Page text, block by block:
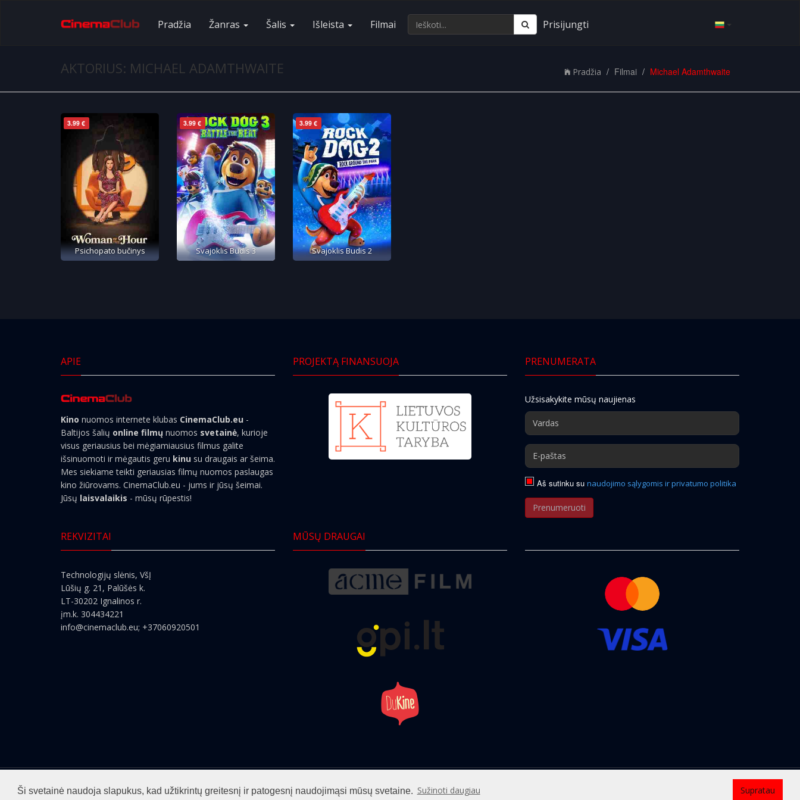
Ši svetainė naudoja slapukus, kad užtikrintų greitesnį ir patogesnį naudojimąsi mūsų svetaine. Sužinoti daugiau Supratau
Pradžia Žanras Šalis Išleista Filmai Prisijungti
AKTORIUS: MICHAEL ADAMTHWAITE Pradžia Filmai Michael Adamthwaite
3.99 €
Psichopato bučinys
3.99 €
Svajoklis Budis 3
3.99 €
Svajoklis Budis 2
APIE
Kino nuomos internete klubas CinemaClub.eu -
Baltijos šalių online filmų nuomos svetainė, kurioje
visus geriausius bei mėgiamiausius filmus galite
išsinuomoti ir mėgautis geru kinu su draugais ar šeima.
Mes siekiame teikti geriausias filmų nuomos paslaugas
kino žiūrovams. CinemaClub.eu - jums ir jūsų šeimai.
Jūsų laisvalaikis - mūsų rūpestis!
PROJEKTĄ FINANSUOJA PRENUMERATA
Užsisakykite mūsų naujienas
Aš sutinku su naudojimo sąlygomis ir privatumo politika
Prenumeruoti
REKVIZITAI
Technologijų slėnis, VšĮ
Lūšių g. 21, Palūšės k.
LT-30202 Ignalinos r.
įm.k. 304434221
info@cinemaclub.eu; +37060920501
MŪSŲ DRAUGAI
Visos teisės saugomos ©2026cinemaclub.lt info@cinemaclub.lt